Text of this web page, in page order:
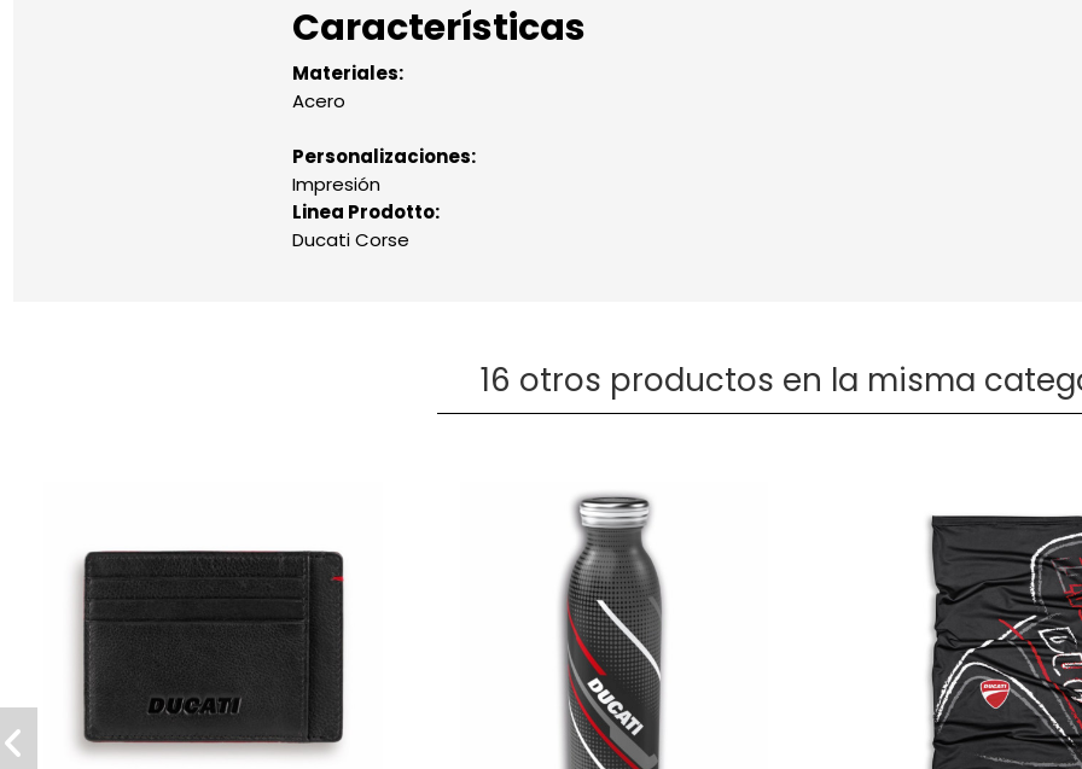
Características
Materiales:
Acero
Personalizaciones:
Impresión
Linea Prodotto:
Ducati Corse
16 otros productos en la misma